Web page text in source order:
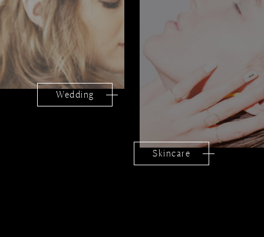
Wedding
Skincare